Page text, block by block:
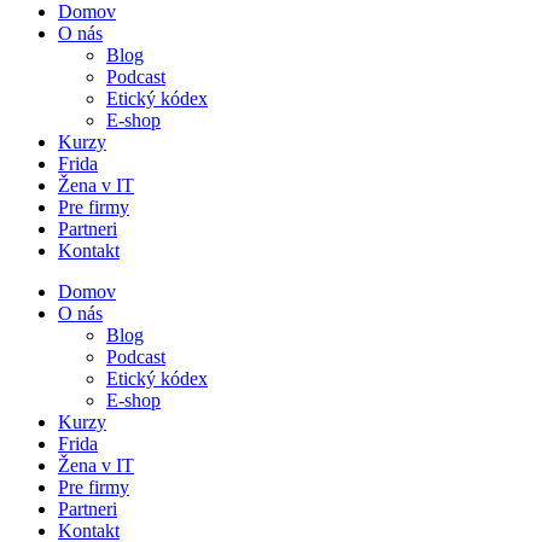
Domov
O nás
Blog
Podcast
Etický kódex
E-shop
Kurzy
Frida
Žena v IT
Pre firmy
Partneri
Kontakt
Domov
O nás
Blog
Podcast
Etický kódex
E-shop
Kurzy
Frida
Žena v IT
Pre firmy
Partneri
Kontakt